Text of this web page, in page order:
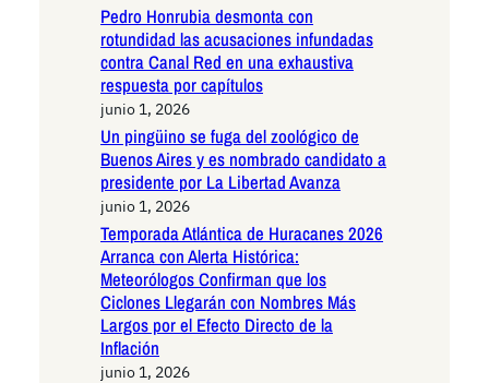
Pedro Honrubia desmonta con
rotundidad las acusaciones infundadas
contra Canal Red en una exhaustiva
respuesta por capítulos
junio 1, 2026
Un pingüino se fuga del zoológico de
Buenos Aires y es nombrado candidato a
presidente por La Libertad Avanza
junio 1, 2026
Temporada Atlántica de Huracanes 2026
Arranca con Alerta Histórica:
Meteorólogos Confirman que los
Ciclones Llegarán con Nombres Más
Largos por el Efecto Directo de la
Inflación
junio 1, 2026